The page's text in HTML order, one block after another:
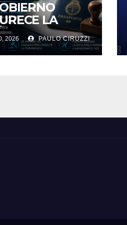
LA
2026 PAULO CIRUZZI